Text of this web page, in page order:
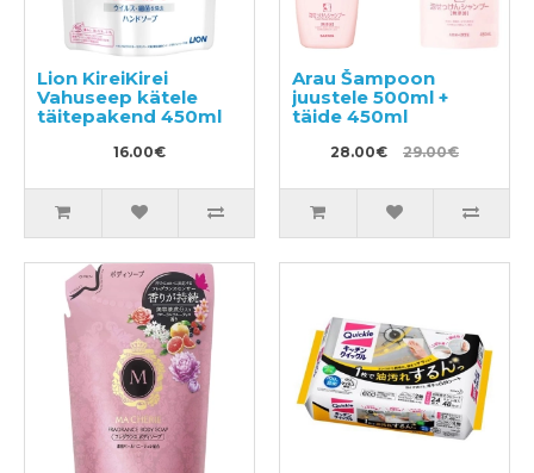
Lion KireiKirei
Vahuseep kätele
täitepakend 450ml
16.00€
Arau Šampoon
juustele 500ml +
täide 450ml
28.00€ 29.00€